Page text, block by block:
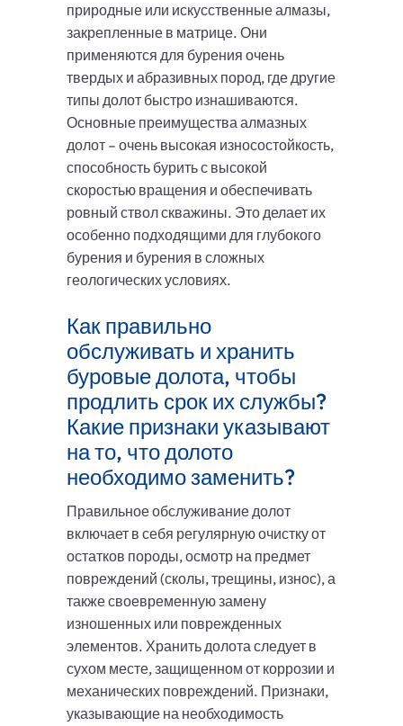
природные или искусственные алмазы,
закрепленные в матрице. Они
применяются для бурения очень
твердых и абразивных пород, где другие
типы долот быстро изнашиваются.
Основные преимущества алмазных
долот – очень высокая износостойкость,
способность бурить с высокой
скоростью вращения и обеспечивать
ровный ствол скважины. Это делает их
особенно подходящими для глубокого
бурения и бурения в сложных
геологических условиях.
Как правильно
обслуживать и хранить
буровые долота, чтобы
продлить срок их службы?
Какие признаки указывают
на то, что долото
необходимо заменить?
Правильное обслуживание долот
включает в себя регулярную очистку от
остатков породы, осмотр на предмет
повреждений (сколы, трещины, износ), а
также своевременную замену
изношенных или поврежденных
элементов. Хранить долота следует в
сухом месте, защищенном от коррозии и
механических повреждений. Признаки,
указывающие на необходимость